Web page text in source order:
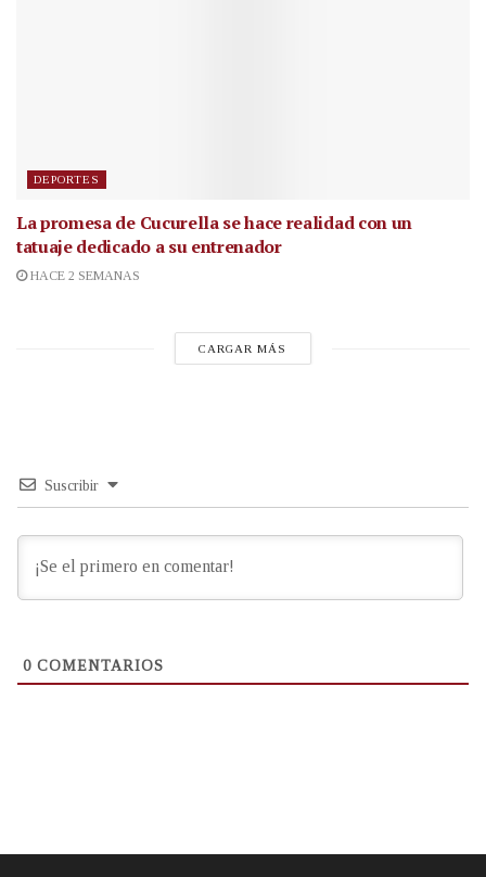
DEPORTES
La promesa de Cucurella se hace realidad con un
tatuaje dedicado a su entrenador
HACE 2 SEMANAS
CARGAR MÁS
Suscribir
0 COMENTARIOS